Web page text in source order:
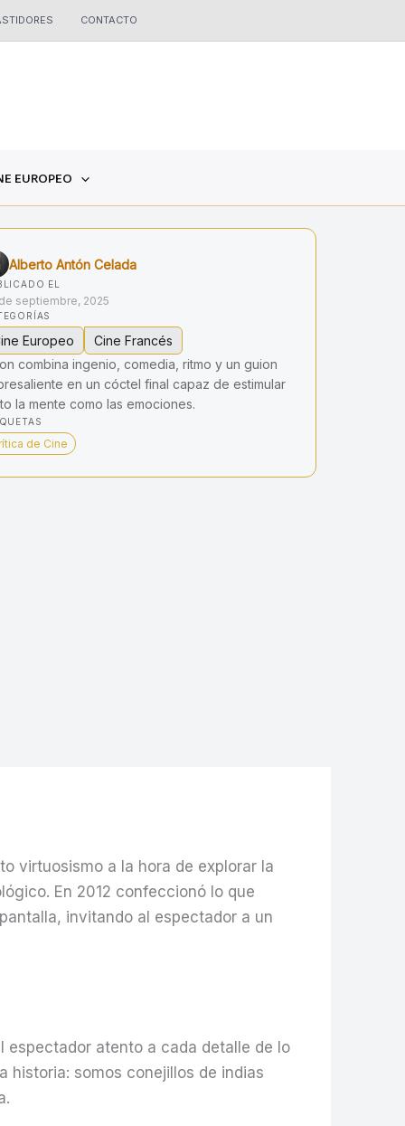
CONTACTO
EUROPEO
Alberto Antón Celada
EL
septiembre, 2025
Europeo
Cine Francés
combina ingenio, comedia, ritmo y un guion
en un cóctel final capaz de estimular
la mente como las emociones.
de Cine
virtuosismo a la hora de explorar la
En 2012 confeccionó lo que
invitando al espectador a un
espectador atento a cada detalle de lo
historia: somos conejillos de indias